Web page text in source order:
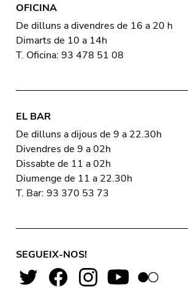
OFICINA
De dilluns a divendres de 16 a 20 h
Dimarts de 10 a 14h
T. Oficina: 93 478 51 08
EL BAR
De dilluns a dijous de 9 a 22.30h
Divendres de 9 a 02h
Dissabte de 11 a 02h
Diumenge de 11 a 22.30h
T. Bar: 93 370 53 73
SEGUEIX-NOS!